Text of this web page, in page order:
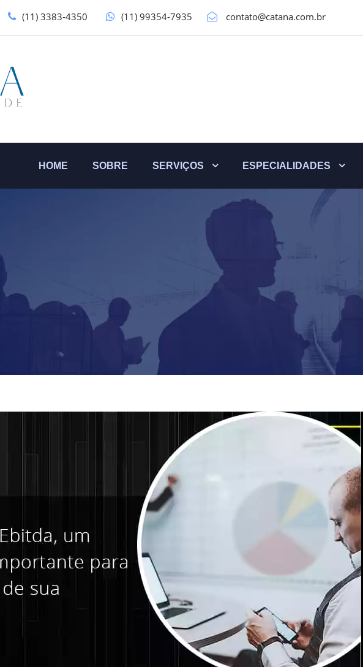
(11) 3383-4350 (11) 99354-7935 contato@catana.com.br
HOME SOBRE SERVIÇOS ESPECIALIDADES